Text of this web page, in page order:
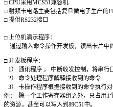
□ CPU采用MCS51兼容机
□ 射频卡电路主要包括复旦微电子生产的
□ 提供RS232接口
□ 上位机演示程序：
通过输入命令操作开发板，读出卡片中
□ 开发板程序：
1） 通讯程序 ， 中断收发控制，将串行
2） 命令处理程序解释接收到的命令
3） 卡操作程序根据接收到的命令执行
例： 除一个工作寄存器组之外，只占用1
的资源，甚至可以写入到89C51中。